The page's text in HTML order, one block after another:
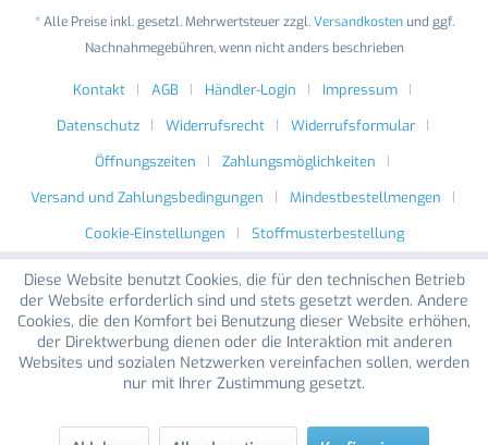
* Alle Preise inkl. gesetzl. Mehrwertsteuer zzgl.Versandkostenund ggf.
Nachnahmegebühren, wenn nicht anders beschrieben
Kontakt AGB Händler-Login
Impressum
Datenschutz
Widerrufsrecht
Widerrufsformular
Öffnungszeiten
Zahlungsmöglichkeiten
Versand und Zahlungsbedingungen
Mindestbestellmengen
Cookie-Einstellungen
Stoffmusterbestellung
Diese Website benutzt Cookies, die für den technischen Betrieb
der Website erforderlich sind und stets gesetzt werden. Andere
Cookies, die den Komfort bei Benutzung dieser Website erhöhen,
der Direktwerbung dienen oder die Interaktion mit anderen
Websites und sozialen Netzwerken vereinfachen sollen, werden
nur mit Ihrer Zustimmung gesetzt.